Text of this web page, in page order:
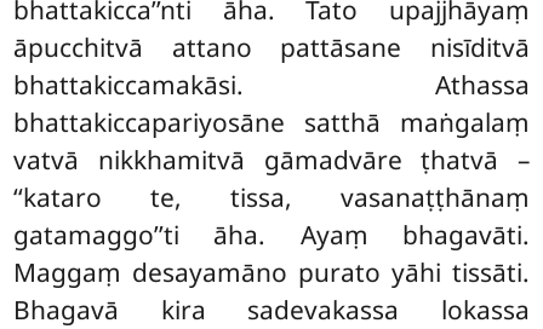
bhattakicca’’nti āha. Tato upajjhāyaṃ
āpucchitvā attano pattāsane nisīditvā
bhattakiccamakāsi. Athassa
bhattakiccapariyosāne satthā maṅgalaṃ
vatvā nikkhamitvā gāmadvāre ṭhatvā –
‘‘kataro te, tissa, vasanaṭṭhānaṃ
gatamaggo’’ti āha. Ayaṃ bhagavāti.
Maggaṃ desayamāno purato yāhi tissāti.
Bhagavā kira sadevakassa lokassa